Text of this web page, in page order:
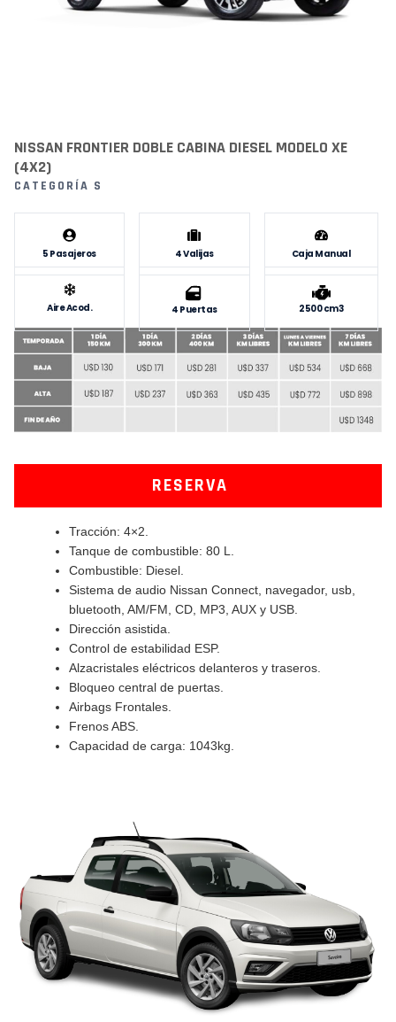
NISSAN FRONTIER DOBLE CABINA DIESEL MODELO XE
(4X2)
CATEGORÍA S
5 Pasajeros 4 Valijas Caja Manual
Aire Acod. 4 Puertas 2500 cm3
RESERVA
Tracción: 4×2.
Tanque de combustible: 80 L.
Combustible: Diesel.
Sistema de audio Nissan Connect, navegador, usb,
bluetooth, AM/FM, CD, MP3, AUX y USB.
Dirección asistida.
Control de estabilidad ESP.
Alzacristales eléctricos delanteros y traseros.
Bloqueo central de puertas.
Airbags Frontales.
Frenos ABS.
Capacidad de carga: 1043kg.